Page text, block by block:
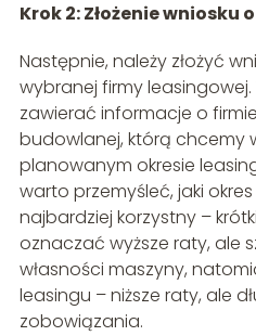
Krok 2: Złożenie wniosku
Następnie, należy złożyć
wybranej firmy
zawierać informacje o
budowlanej, którą chcemy
planowanym okresie
warto przemyśleć, jaki
najbardziej korzystny –
oznaczać wyższe raty, ale
własności maszyny,
leasingu – niższe raty, ale
zobowiązania.